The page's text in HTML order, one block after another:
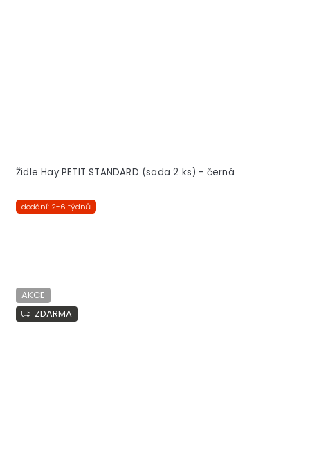
Židle Hay PETIT STANDARD (sada 2 ks) - černá
dodání: 2-6 týdnů
AKCE
ZDARMA